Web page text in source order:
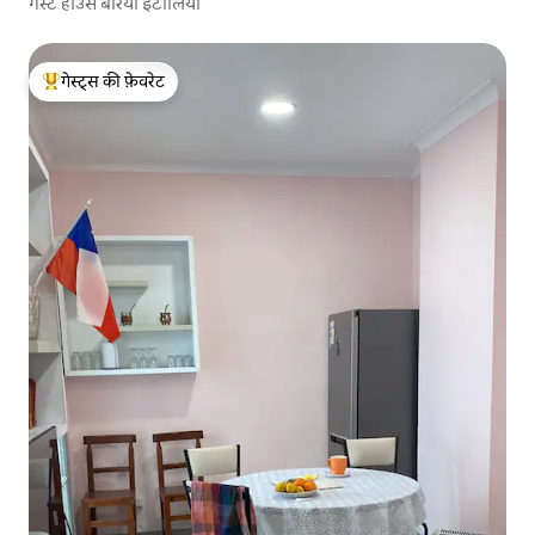
गेस्ट्स का टॉप फ़ेवरेट
गेस्ट्स की फ़ेवरेट